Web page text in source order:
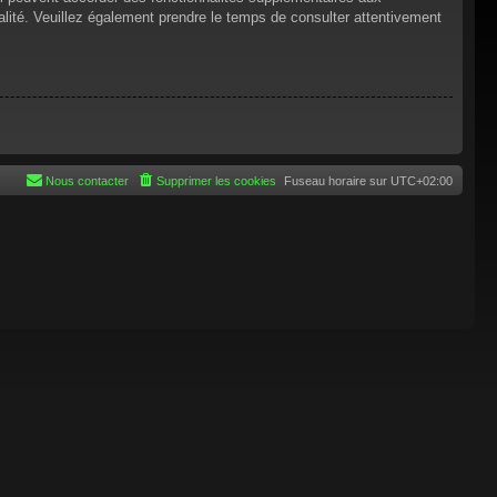
Veuillez également prendre le temps de consulter attentivement
Fuseau horaire sur UTC+02:00
Supprimer les cookies
Nous contacter